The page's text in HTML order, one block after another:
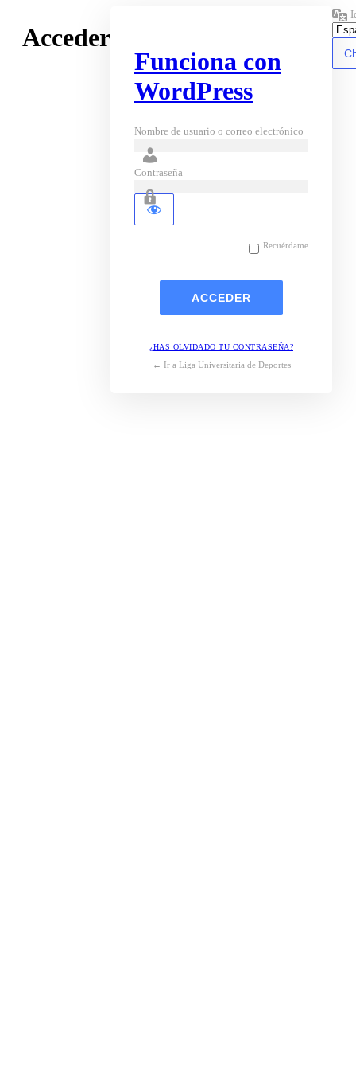
Acceder
Funciona con
WordPress
Nombre de usuario o correo electrónico
Contraseña
Recuérdame
¿HAS OLVIDADO TU CONTRASEÑA?
← Ir a Liga Universitaria de Deportes